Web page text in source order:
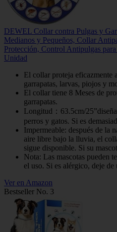
DEWEL Collar contra Pulgas y
Medianos y Pequeños, Collar
Protección, Control Antipulgas
Unidad
El collar proteja eficazmente
garrapatas, larvas, piojos y
El collar tiene 8 Meses de
garrapatas.
Longitud：63.5cm/
perros y gatos. Si es
Impermeable: después de la
aire libre bajo la lluvia, el
sigue disponible. Si su
Nota: Las mascotas pueden
el uso. Si es alérgico, deje
Ver en Amazon
Bestseller No. 3